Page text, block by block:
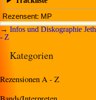
Rezensent: MP
→ Infos und Diskographie
- Z
Kategorien
Rezensionen A - Z